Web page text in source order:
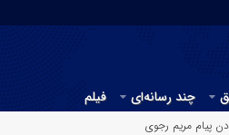
چند رسانه‌ای فیلم
پیام مریم رجوی